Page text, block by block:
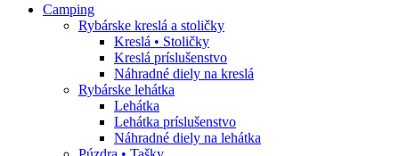
Camping
Rybárske kreslá a stoličky
Kreslá • Stoličky
Kreslá príslušenstvo
Náhradné diely na kreslá
Rybárske lehátka
Lehátka
Lehátka príslušenstvo
Náhradné diely na lehátka